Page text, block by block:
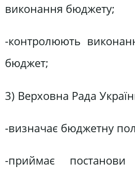
виконання бюджету;
-контролюють
бюджет;
3) Верховна Рада
-визначає бюджетну
-приймає